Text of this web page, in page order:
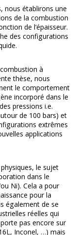
nous établirons une
de la combustion
de l’épaisseur.
des configurations
à
thèse, nous
le comportement
incorporé dans le
pressions i.e.
de 100 bars) et
extrêmes
applications
le sujet
dans le
Ni). Cela a pour
pour la
également de se
réelles qui
pas encore sur
Inconel, …) mais